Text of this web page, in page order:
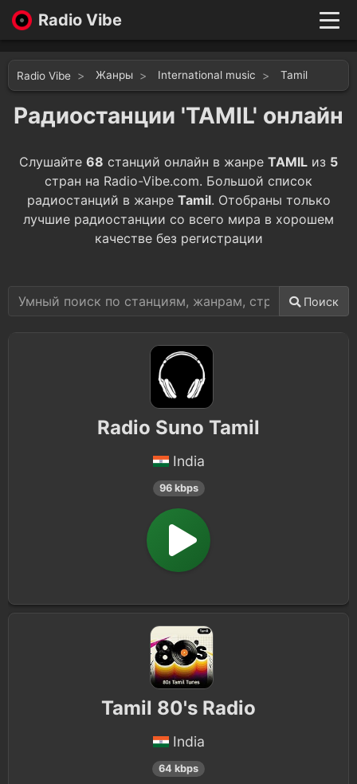
Radio Vibe
New
Genres
Likes
Top 100
Войти
Radio Vibe Жанры International music Tamil
Радиостанции 'TAMIL' онлайн
Слушайте 68 станций онлайн в жанре TAMIL из 5
стран на Radio-Vibe.com. Большой список
радиостанций в жанре Tamil. Отобраны только
лучшие радиостанции со всего мира в хорошем
качестве без регистрации
Поиск
Radio Suno Tamil
India
96 kbps
Tamil 80's Radio
India
64 kbps